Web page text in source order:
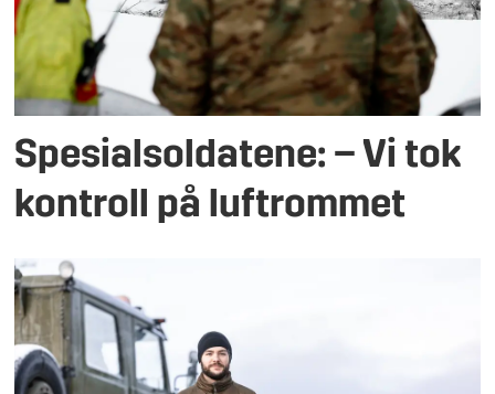
Spesialsoldatene: – Vi tok
kontroll på luftrommet